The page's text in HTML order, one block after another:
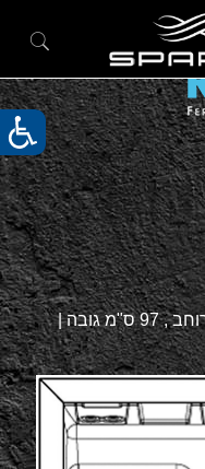
מידות: 211 ס"מ אורך, 211 ס"מ רוחב , 97 ס"מ גובה |